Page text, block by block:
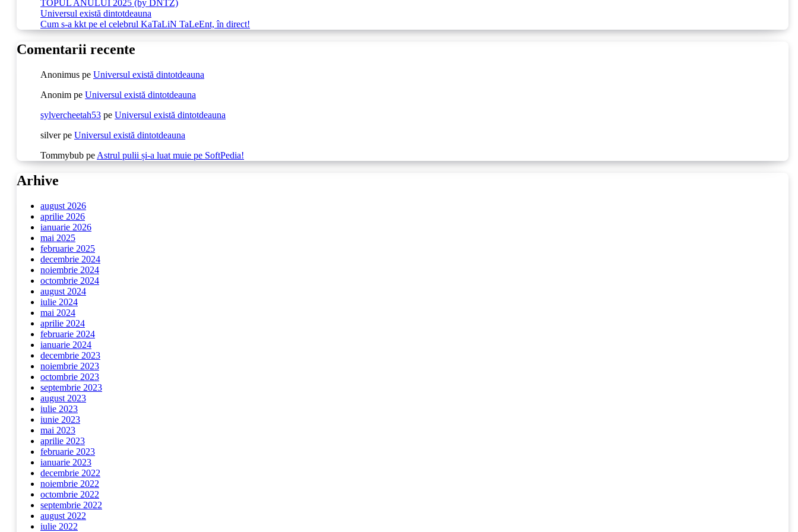
TOPUL ANULUI 2025 (by DNTZ)
Universul există dintotdeauna
Cum s-a kkt pe el celebrul KaTaLiN TaLeEnt, în direct!
Comentarii recente
Anonimus pe Universul există dintotdeauna
Anonim pe Universul există dintotdeauna
sylvercheetah53 pe Universul există dintotdeauna
silverpe Universul există dintotdeauna
Tommybub pe Astrul pulii și-a luat muie pe SoftPedia!
Arhive
august 2026
aprilie 2026
ianuarie 2026
mai 2025
februarie 2025
decembrie 2024
noiembrie 2024
octombrie 2024
august 2024
iulie 2024
mai 2024
aprilie 2024
februarie 2024
ianuarie 2024
decembrie 2023
noiembrie 2023
octombrie 2023
septembrie 2023
august 2023
iulie 2023
iunie 2023
mai 2023
aprilie 2023
februarie 2023
ianuarie 2023
decembrie 2022
noiembrie 2022
octombrie 2022
septembrie 2022
august 2022
iulie 2022